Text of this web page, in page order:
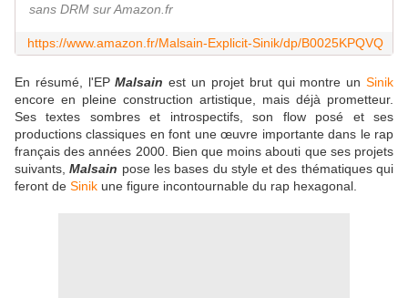
sans DRM sur Amazon.fr
https://www.amazon.fr/Malsain-Explicit-Sinik/dp/B0025KPQVQ
En résumé, l'EPMalsain est un projet brut qui montre unSinik
encore en pleine construction artistique, mais déjà prometteur.
Ses textes sombres et introspectifs, son flow posé et ses
productions classiques en font une œuvre importante dans le rap
français des années 2000. Bien que moins abouti que ses projets
suivants,Malsain pose les bases du style et des thématiques qui
feront de Sinik une figure incontournable du rap hexagonal.